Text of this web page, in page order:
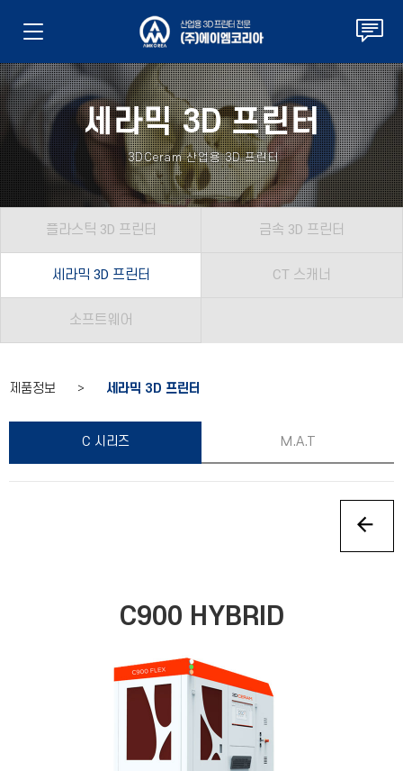
세라믹 3D 프린터
3DCeram 산업용 3D 프린터
플라스틱 3D 프린터 금속 3D 프린터
세라믹 3D 프린터 CT 스캐너
소프트웨어
제품정보 > 세라믹 3D 프린터
C 시리즈 M.A.T
C900 HYBRID